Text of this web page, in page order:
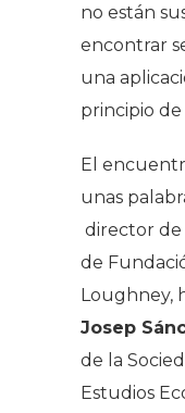
no están
encontrar
una
principio de
El
unas
director de
de
Loughney,
Josep
de la
Estudios